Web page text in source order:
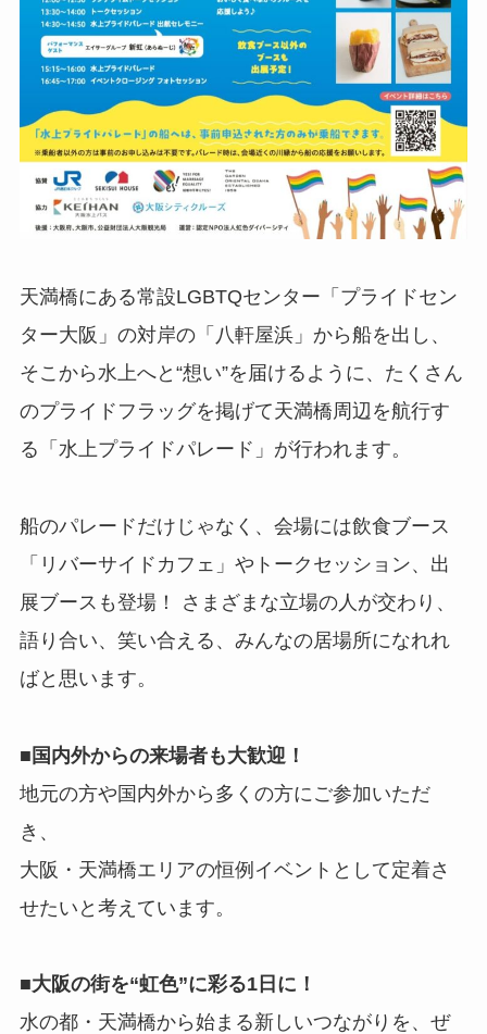
天満橋にある常設LGBTQセンター「プライドセン
ター大阪」の対岸の「八軒屋浜」から船を出し、
そこから水上へと“想い”を届けるように、たくさん
のプライドフラッグを掲げて天満橋周辺を航行す
る「水上プライドパレード」が行われます。
船のパレードだけじゃなく、会場には飲食ブース
「リバーサイドカフェ」やトークセッション、出
展ブースも登場！ さまざまな立場の人が交わり、
語り合い、笑い合える、みんなの居場所になれれ
ばと思います。
■ 国内外からの来場者も大歓迎！
地元の方や国内外から多くの方にご参加いただ
き、
大阪・天満橋エリアの恒例イベントとして定着さ
せたいと考えています。
■大阪の街を“虹色”に彩る1日に！
水の都・天満橋から始まる新しいつながりを、ぜ